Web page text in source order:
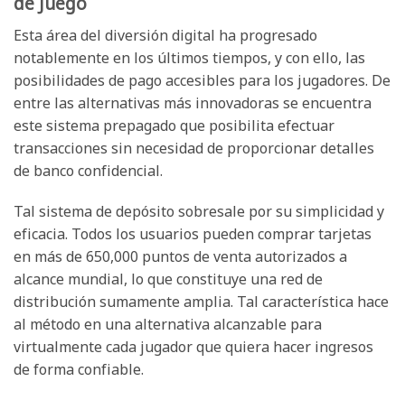
Esta área del diversión digital ha progresado
notablemente en los últimos tiempos, y con ello, las
posibilidades de pago accesibles para los jugadores. De
entre las alternativas más innovadoras se encuentra
este sistema prepagado que posibilita efectuar
transacciones sin necesidad de proporcionar detalles
de banco confidencial.
Tal sistema de depósito sobresale por su simplicidad y
eficacia. Todos los usuarios pueden comprar tarjetas
en más de 650,000 puntos de venta autorizados a
alcance mundial, lo que constituye una red de
distribución sumamente amplia. Tal característica hace
al método en una alternativa alcanzable para
virtualmente cada jugador que quiera hacer ingresos
de forma confiable.